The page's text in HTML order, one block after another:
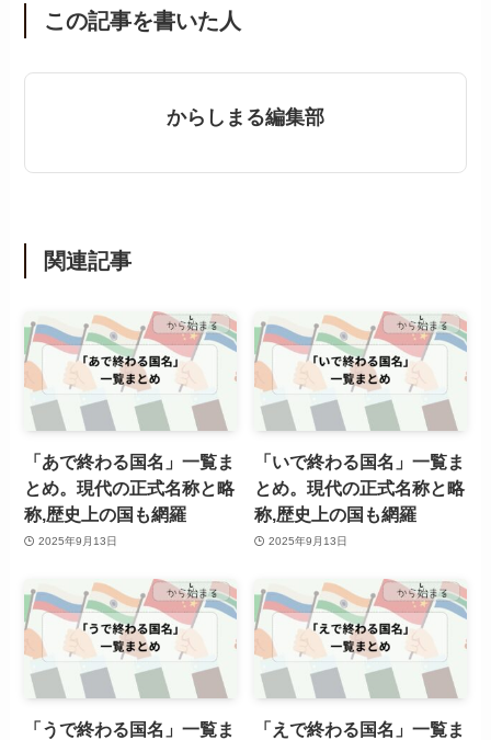
この記事を書いた人
からしまる編集部
関連記事
「あで終わる国名」一覧ま
とめ。現代の正式名称と略
称,歴史上の国も網羅
2025年9月13日
「いで終わる国名」一覧ま
とめ。現代の正式名称と略
称,歴史上の国も網羅
2025年9月13日
「うで終わる国名」一覧ま
「えで終わる国名」一覧ま